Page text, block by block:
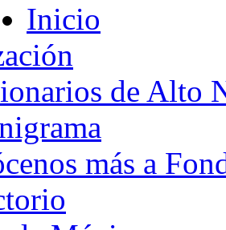
Inicio
de Alto
más a